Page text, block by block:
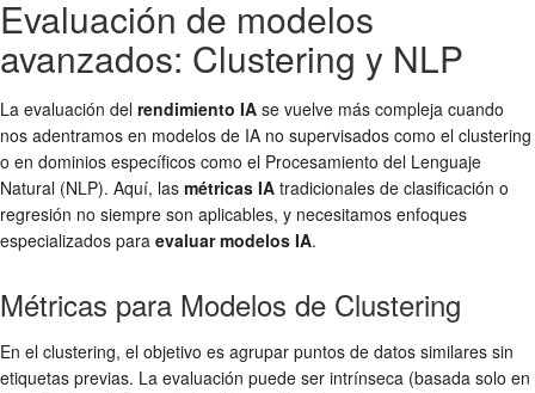
Evaluación de modelos
avanzados: Clustering y NLP
La evaluación del rendimiento IA se vuelve más compleja cuando
nos adentramos en modelos de IA no supervisados como el clustering
o en dominios específicos como el Procesamiento del Lenguaje
Natural (NLP). Aquí, las métricas IA tradicionales de clasificación o
regresión no siempre son aplicables, y necesitamos enfoques
especializados para evaluar modelos IA.
Métricas para Modelos de Clustering
En el clustering, el objetivo es agrupar puntos de datos similares sin
etiquetas previas. La evaluación puede ser intrínseca (basada solo en